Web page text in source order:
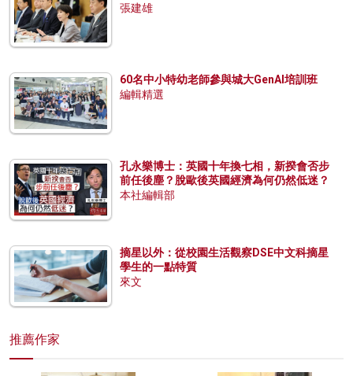
張建雄
60名中小特幼老師參與城大GenAI培訓班
編輯精選
孔永樂博士：英國十年換七相，新揆會否步
前任後塵？脫歐後英國經濟為何仍然低迷？
本社編輯部
摘星以外：從校園生活觀察DSE中文科摘星
學生的一點特質
來文
推薦作家